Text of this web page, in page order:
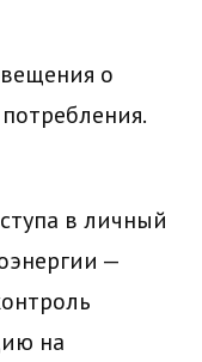
о
в личный
—
на